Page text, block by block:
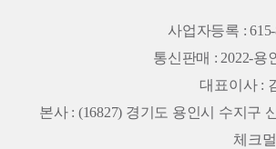
사업자등록 :
통신판매 : 2022-용
대표이사 :
본사 : (16827) 경기도 용인시 수지구
체크멀